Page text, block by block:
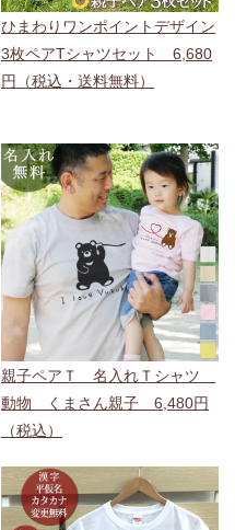
ひまわりワンポイントデザイン
3枚ペアTシャツセット 6,680
円（税込・送料無料）
親子ペアＴ 名入れＴシャツ
動物 くまさん親子 6,480円
（税込）